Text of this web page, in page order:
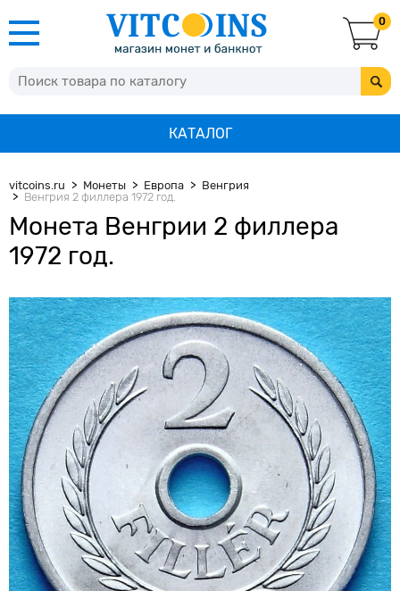
0
КАТАЛОГ
vitcoins.ru Монеты Европа
Венгрия
Венгрия 2 филлера 1972 год.
Монета Венгрии 2 филлера
1972 год.